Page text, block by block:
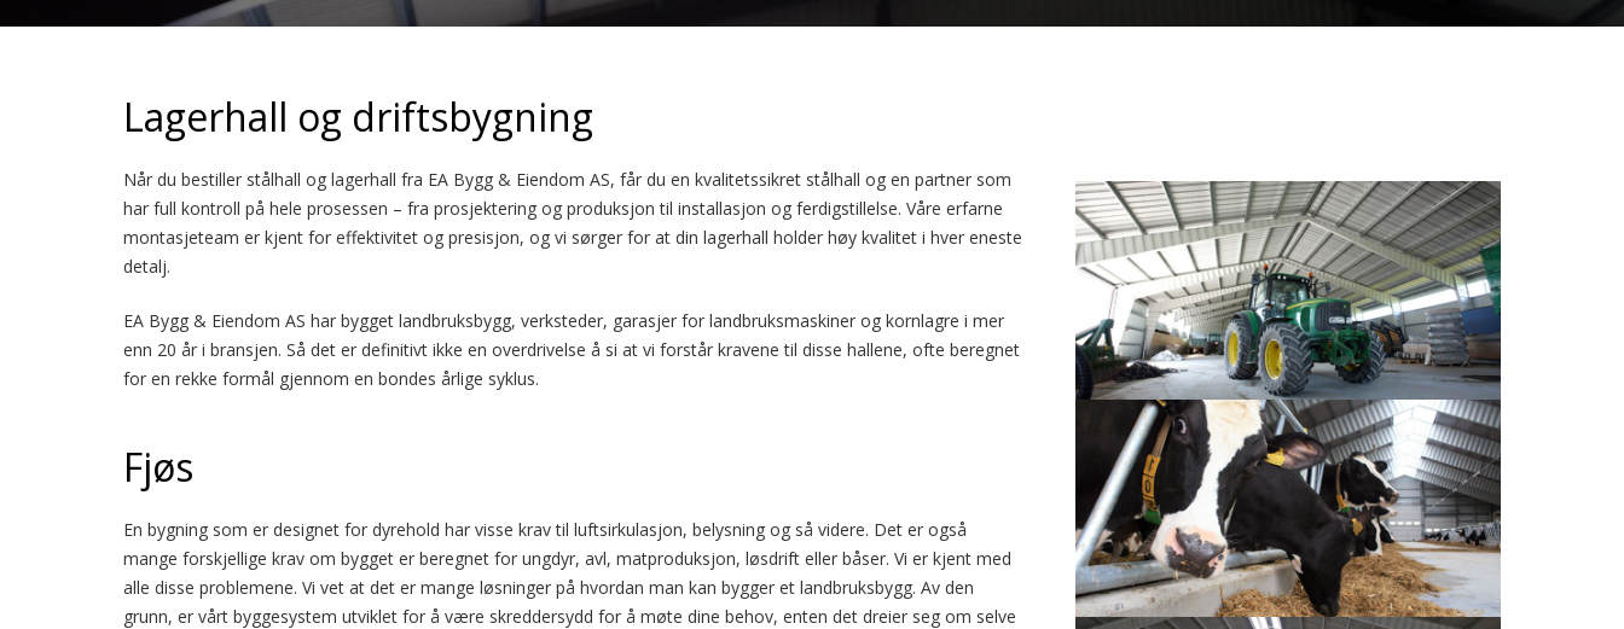
Lagerhall og driftsbygning
Når du bestiller stålhall og lagerhall fra EA Bygg & Eiendom AS, får du en kvalitetssikret stålhall og en partner som
har full kontroll på hele prosessen – fra prosjektering og produksjon til installasjon og ferdigstillelse. Våre erfarne
montasjeteam er kjent for effektivitet og presisjon, og vi sørger for at din lagerhall holder høy kvalitet i hver eneste
detalj.
EA Bygg & Eiendom AS har bygget landbruksbygg, verksteder, garasjer for landbruksmaskiner og kornlagre i mer
enn 20 år i bransjen. Så det er definitivt ikke en overdrivelse å si at vi forstår kravene til disse hallene, ofte beregnet
for en rekke formål gjennom en bondes årlige syklus.
Fjøs
En bygning som er designet for dyrehold har visse krav til luftsirkulasjon, belysning og så videre. Det er også
mange forskjellige krav om bygget er beregnet for ungdyr, avl, matproduksjon, løsdrift eller båser. Vi er kjent med
alle disse problemene. Vi vet at det er mange løsninger på hvordan man kan bygger et landbruksbygg. Av den
grunn, er vårt byggesystem utviklet for å være skreddersydd for å møte dine behov, enten det dreier seg om selve